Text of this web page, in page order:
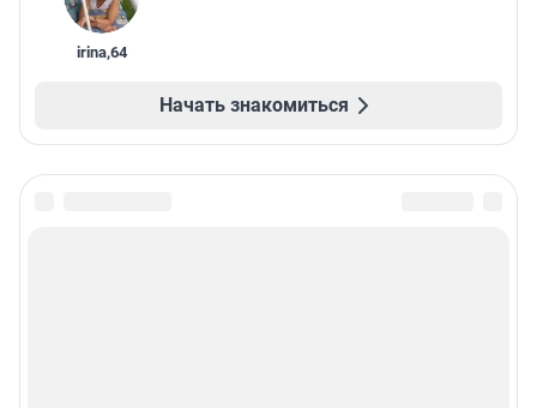
irina,64
Начать знакомиться